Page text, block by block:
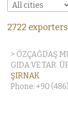
2722
> ÖZÇAĞDAŞ
GIDA VE TAR.
ŞIRNAK
Phone: +90